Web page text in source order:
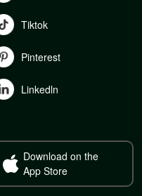
Tiktok
Pinterest
Linkedln
Download on the
App Store